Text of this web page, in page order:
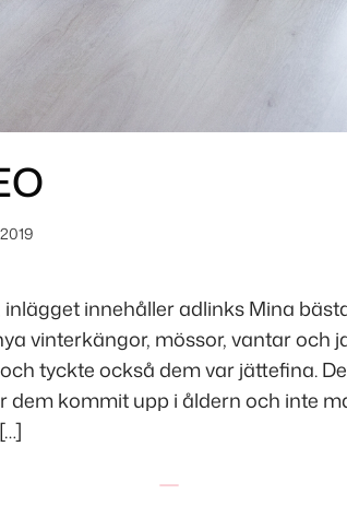
innehåller adlinks Mina
vinterkängor, mössor, vantar och
tyckte också dem var jättefina.
dem kommit upp i åldern och inte